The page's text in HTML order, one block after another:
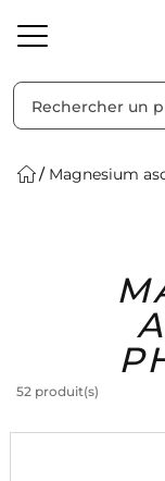
Magnesium
52 produit(s)